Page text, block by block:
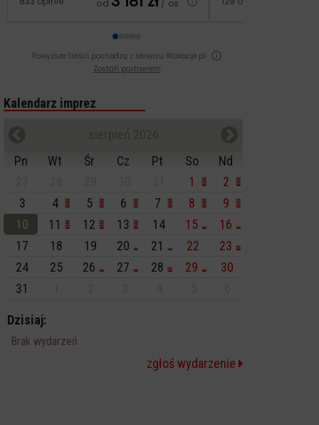
od / os.
Powyższe treści pochodzą z serwisu Wakacje.pl
Zostań partnerem
Kalendarz imprez
Pn
Wt Śr Cz Pt So
Nd
1
2
3
4 5 6 7 8
9
10
11 12 13 14 15
16
17
18 19 20 21 22
23
24
25 26 27 28 29
30
31
Dzisiaj:
Brak wydarzeń
zgłoś wydarzenie